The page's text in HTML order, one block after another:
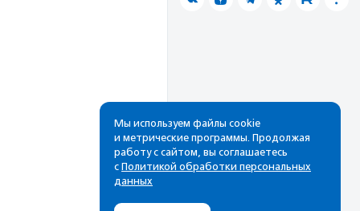
Мы используем файлы cookie
и метрические программы. Продолжая
работу с сайтом, вы соглашаетесь
с Политикой обработки персональных
данных